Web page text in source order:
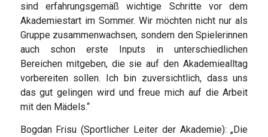
sind erfahrungsgemäß wichtige Schritte vor dem
Akademiestart im Sommer. Wir möchten nicht nur als
Gruppe zusammenwachsen, sondern den Spielerinnen
auch schon erste Inputs in unterschiedlichen
Bereichen mitgeben, die sie auf den Akademiealltag
vorbereiten sollen. Ich bin zuversichtlich, dass uns
das gut gelingen wird und freue mich auf die Arbeit
mit den Mädels.“
Bogdan Frisu (Sportlicher Leiter der Akademie): „Die